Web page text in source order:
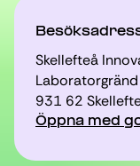
Skellefteå
Laboratorgränd
931 62
Öppna med